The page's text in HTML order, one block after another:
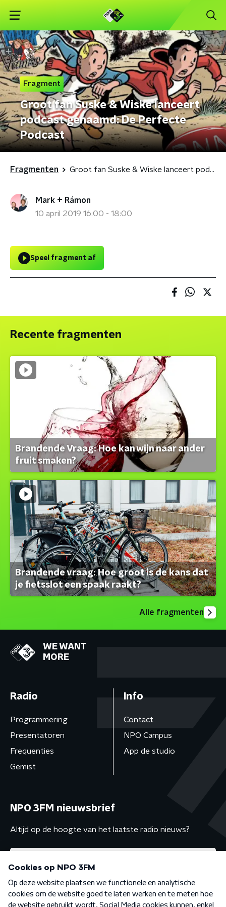
Fragment
Groot fan Suske & Wiske lanceert
podcast genaamd: De Perfecte
Podcast
Fragmenten Groot fan Suske & Wiske lanceert podcast genaamd: De Perfecte Podcast
Mark + Rámon
10 april 2019 16:00 - 18:00
Speel fragment af
Recente fragmenten
Brandende Vraag: Hoe kan wijn naar ander
fruit smaken?
Brandende vraag: Hoe groot is de kans dat
je fietsslot een spaak raakt?
Alle fragmenten
WE WANT
MORE
Radio
Programmering
Presentatoren
Frequenties
Gemist
Info
Contact
NPO Campus
App de studio
NPO 3FM nieuwsbrief
Altijd op de hoogte van het laatste radio nieuws?